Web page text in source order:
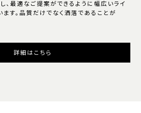
、最適なご提案ができるように幅広いライ
ます。品質だけでなく洒落であることが
詳細はこちら